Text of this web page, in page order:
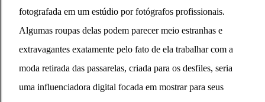
fotografada em um estúdio por fotógrafos profissionais.
Algumas roupas delas podem parecer meio estranhas e
extravagantes exatamente pelo fato de ela trabalhar com a
moda retirada das passarelas, criada para os desfiles, seria
uma influenciadora digital focada em mostrar para seus